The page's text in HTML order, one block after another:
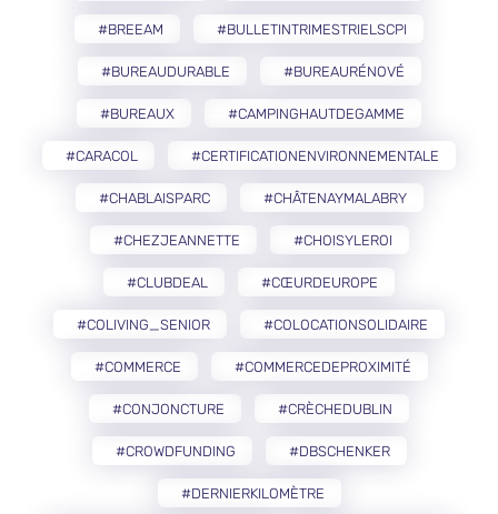
#BREEAM #BULLETINTRIMESTRIELSCPI
#BUREAUDURABLE #BUREAURÉNOVÉ
#BUREAUX #CAMPINGHAUTDEGAMME
#CARACOL #CERTIFICATIONENVIRONNEMENTALE
#CHABLAISPARC #CHÂTENAYMALABRY
#CHEZJEANNETTE #CHOISYLEROI
#CLUBDEAL #CŒURDEUROPE
#COLIVING_SENIOR #COLOCATIONSOLIDAIRE
#COMMERCE #COMMERCEDEPROXIMITÉ
#CONJONCTURE #CRÈCHEDUBLIN
#CROWDFUNDING #DBSCHENKER
#DERNIERKILOMÈTRE